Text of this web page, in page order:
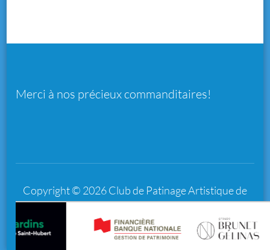
Merci à nos précieux commanditaires!
Copyright © 2026Club de Patinage Artistique de
Themes Propulsé parWordPress.